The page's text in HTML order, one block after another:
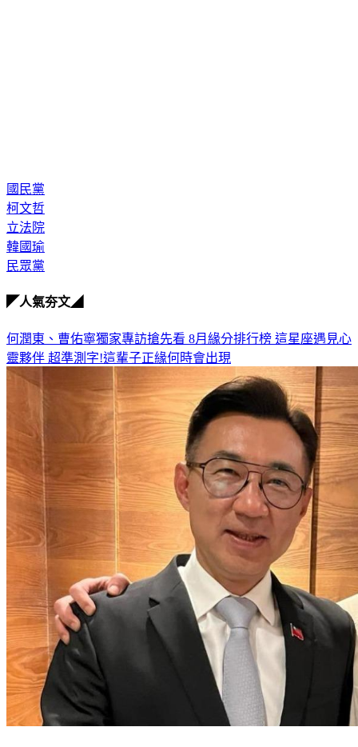
國民黨
柯文哲
立法院
韓國瑜
民眾黨
◤人氣夯文◢
何潤東、曹佑寧獨家專訪搶先看 8月緣分排行榜 這星座遇見心
靈夥伴 超準測字!這輩子正緣何時會出現